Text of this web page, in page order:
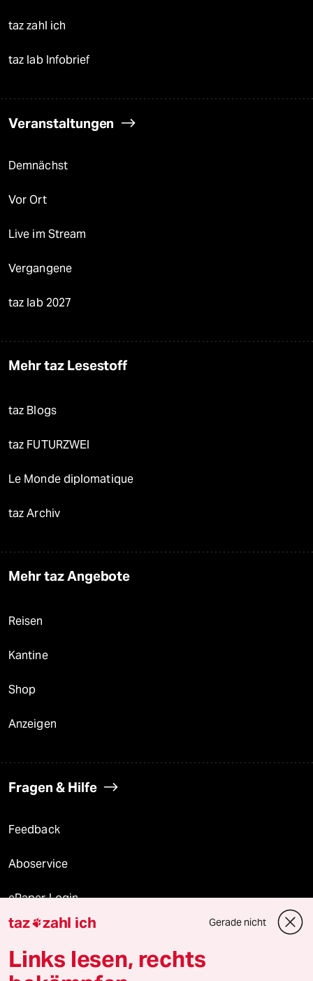
taz zahl ich
taz lab Infobrief
Veranstaltungen
Demnächst
Vor Ort
Live im Stream
Vergangene
taz lab 2027
Mehr taz Lesestoff
taz Blogs
taz FUTURZWEI
Le Monde diplomatique
taz Archiv
Mehr taz Angebote
Reisen
Kantine
Shop
Anzeigen
Fragen & Hilfe
Feedback
Aboservice
ePaper Login
Downloads für Abonnierende
taz zahl ich Gerade nicht
Links lesen, rechts